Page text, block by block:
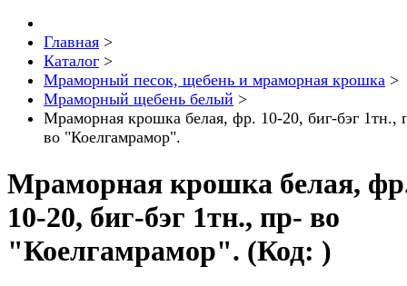
Главная >
Каталог >
Мраморный песок, щебень и мраморная крошка >
Мраморный щебень белый >
Мраморная крошка белая, фр. 10-20, биг-бэг 1тн.,
во "Коелгамрамор".
Мраморная крошка белая,
10-20, биг-бэг 1тн., пр- во
"Коелгамрамор". (Код: )